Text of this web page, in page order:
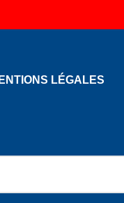
LÉGALES